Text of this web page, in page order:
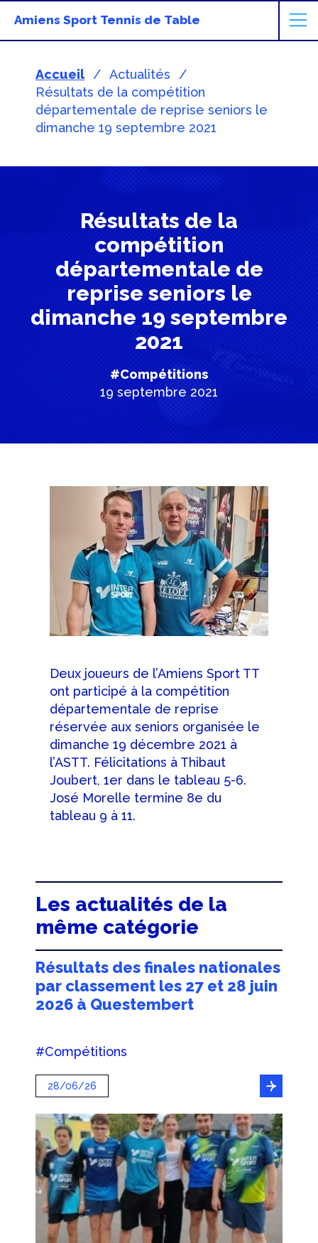
Amiens Sport Tennis de Table
Accueil
Actualités
Résultats de la compétition
départementale de reprise seniors le
dimanche 19 septembre 2021
Résultats de la
compétition
départementale de
reprise seniors le
dimanche 19 septembre
2021
#Compétitions
19 septembre 2021
Deux joueurs de l’Amiens Sport TT
ont participé à la compétition
départementale de reprise
réservée aux seniors organisée le
dimanche 19 décembre 2021 à
l’ASTT. Félicitations à Thibaut
Joubert, 1er dans le tableau 5-6.
José Morelle termine 8e du
tableau 9 à 11.
Les actualités de la
même catégorie
Résultats des finales nationales
par classement les 27 et 28 juin
2026 à Questembert
#Compétitions
28/06/26